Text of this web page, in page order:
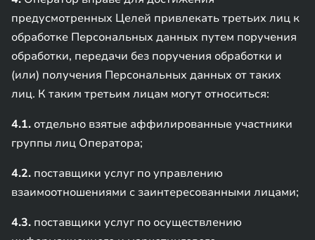
предусмотренных Целей привлекать третьих лиц к
обработке Персональных данных путем поручения
обработки, передачи без поручения обработки и
(или) получения Персональных данных от таких
лиц. К таким третьим лицам могут относиться:
4.1. отдельно взятые аффилированные участники
группы лиц Оператора;
4.2. поставщики услуг по управлению
взаимоотношениями с заинтересованными лицами;
4.3. поставщики услуг по осуществлению